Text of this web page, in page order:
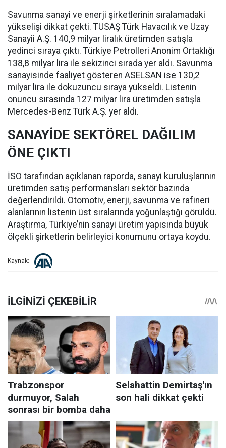
Savunma sanayi ve enerji şirketlerinin sıralamadaki
yükselişi dikkat çekti. TUSAŞ Türk Havacılık ve Uzay
Sanayii A.Ş. 140,9 milyar liralık üretimden satışla
yedinci sıraya çıktı. Türkiye Petrolleri Anonim Ortaklığı
138,8 milyar lira ile sekizinci sırada yer aldı. Savunma
sanayisinde faaliyet gösteren ASELSAN ise 130,2
milyar lira ile dokuzuncu sıraya yükseldi. Listenin
onuncu sırasında 127 milyar lira üretimden satışla
Mercedes-Benz Türk A.Ş. yer aldı.
SANAYİDE SEKTÖREL DAĞILIM
ÖNE ÇIKTI
İSO tarafından açıklanan raporda, sanayi kuruluşlarının
üretimden satış performansları sektör bazında
değerlendirildi. Otomotiv, enerji, savunma ve rafineri
alanlarının listenin üst sıralarında yoğunlaştığı görüldü.
Araştırma, Türkiye’nin sanayi üretim yapısında büyük
ölçekli şirketlerin belirleyici konumunu ortaya koydu.
Kaynak: